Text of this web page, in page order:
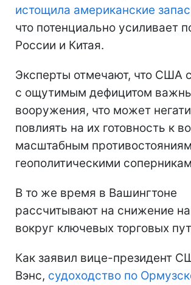
истощила американские
что потенциально усиливает
России и Китая.
Эксперты отмечают, что США
с ощутимым дефицитом
вооружения, что может
повлиять на их готовность к
масштабным
геополитическими
В то же время в Вашингтоне
рассчитывают на снижение
вокруг ключевых торговых
Как заявил вице-президент
Вэнс, судоходство по